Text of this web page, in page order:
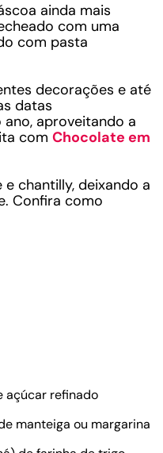
ainda mais
com uma
com pasta
decorações e até
datas
aproveitando a
com Chocolate em
chantilly, deixando a
Confira como
açúcar refinado
manteiga ou margarina